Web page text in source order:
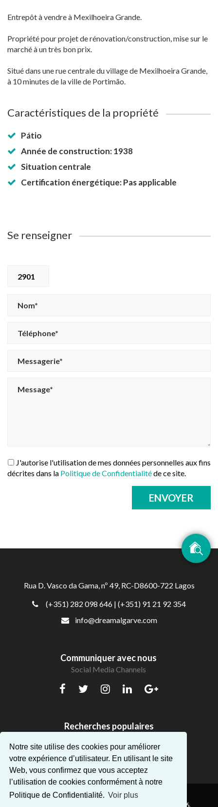
Notre site utilise des cookies pour améliorer
votre expérience d’utilisateur. En utilisant le site
Web, vous confirmez que vous acceptez
l’utilisation de cookies conformément à notre
Politique de Confidentialité. Voir plus
Entrepôt à vendre à Mexilhoeira Grande.
Propriété pour projet de rénovation/construction, mise sur le
marché à un très bon prix.
Situé dans une rue centrale du village de Mexilhoeira Grande,
à 10 minutes de la ville de Portimão.
Caractéristiques de la propriété
Pátio
Année de construction: 1938
Situation centrale
Certification énergétique: Pas applicable
Se renseigner
2901
J'autorise l'utilisation de mes données personnelles aux fins
décrites dans la Politique de Confidentialitéde ce site.
ENVOYER
Rua D. Vasco da Gama, nº 49, RC-D8600-722 Lagos
(+351) 282 098 646 | (+351) 91 21 92 354
info@dreamalgarve.com
Communiquer avec nous
Social Media Channels
Recherches populaires
Beaux appartements en Algarve
® Dream Algarve. Tous droits réservés — AMI:14896.